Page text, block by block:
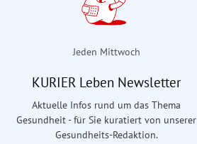
Jeden Mittwoch
KURIER Leben Newsletter
Aktuelle Infos rund um das Thema
Gesundheit - für Sie kuratiert von unserer
Gesundheits-Redaktion.